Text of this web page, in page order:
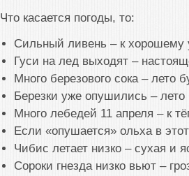
Что касается погоды, то:
Сильный ливень – к хорошему
Гуси на лед выходят –
Много березового сока – лето
Березки уже опушились – лето
Много лебедей 11 апреля – к
Если «опушается» ольха в
Чибис летает низко – сухая и
Сороки гнезда низко вьют –